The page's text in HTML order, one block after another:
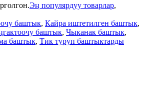
Эң популярдуу товарлар,
баштык, Кайра иштетилген баштык,
баштык, Чыканак баштык,
баштык, Тик туруп баштыктарды